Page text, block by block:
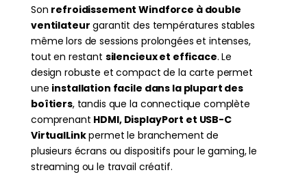
Son refroidissement Windforce à double
ventilateur garantit des températures stables
même lors de sessions prolongées et intenses,
tout en restant silencieux et efficace. Le
design robuste et compact de la carte permet
une installation facile dans la plupart des
boîtiers, tandis que la connectique complète
comprenant HDMI, DisplayPort et USB-C
VirtualLinkpermet le branchement de
plusieurs écrans ou dispositifs pour le gaming, le
streaming ou le travail créatif.